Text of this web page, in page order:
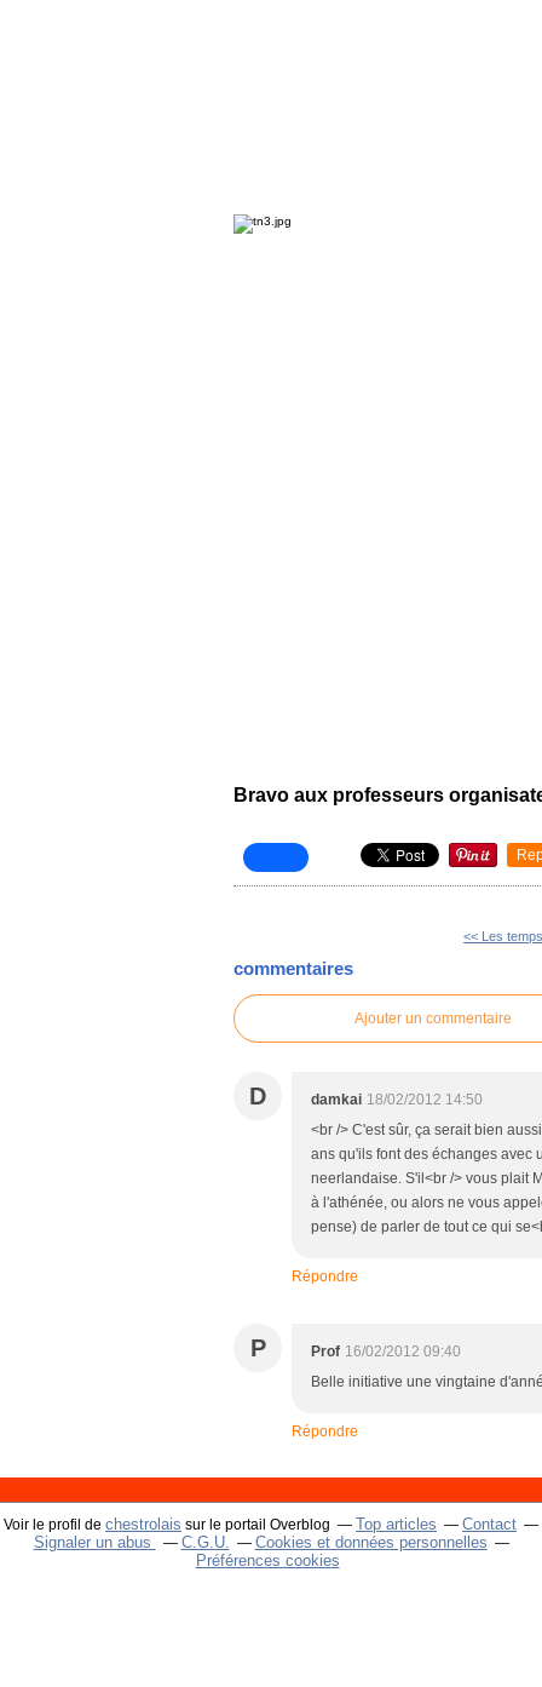
Bravo aux professeurs
<< Les
commentaires
Ajouter un commentaire
D damkai 18/02/2012 14:50
<br /> C'est sûr, ça serait bien
ans qu'ils font des échanges avec
neerlandaise. S'il<br /> vous plait
à l'athénée, ou alors ne vous
pense) de parler de tout ce qui
Répondre
P Prof 16/02/2012 09:40
Belle initiative une vingtaine
Répondre
Voir le profil de chestrolais sur le portail Overblog Top articles
Contact
Signaler un abus
C.G.U.
Cookies et données personnelles
Préférences cookies